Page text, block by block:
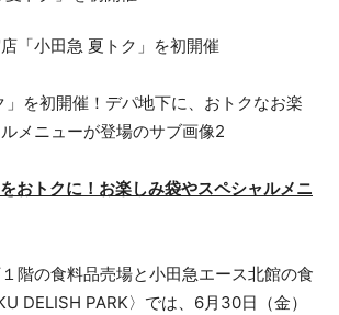
「小田急 夏トク」を初開催
おトクに！お楽しみ袋やスペシャルメニ
階の食料品売場と小田急エース北館の食
DELISH PARK〉では、6月30日（金）